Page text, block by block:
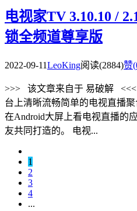
电视家TV 3.10.10 /
锁全频道尊享版
2022-09-11LeoKing阅读(2884)赞(
>>> 该文章来自于 易破解
台上清晰流畅简单的电视直播
在Android大屏上看电视直播的
友共同打造的。 电视...
1
2
3
4
...